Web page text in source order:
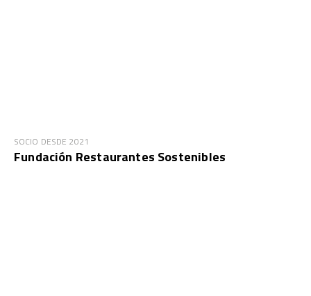
SOCIO DESDE 2021
Fundación Restaurantes Sostenibles